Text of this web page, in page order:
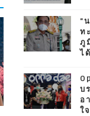
"
ท
ภู
ไ
บ
อ
ใ